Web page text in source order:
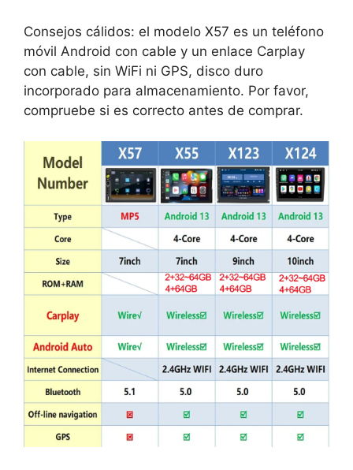
Consejos cálidos: el modelo X57 es un teléfono
móvil Android con cable y un enlace Carplay
con cable, sin WiFi ni GPS, disco duro
incorporado para almacenamiento. Por favor,
compruebe si es correcto antes de comprar.